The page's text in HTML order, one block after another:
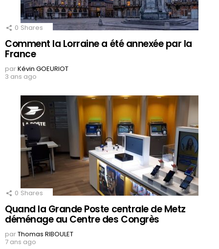
0 Shares
Comment la Lorraine a été annexée par la
France
parKévin GOEURIOT
3 ans ago
0 Shares
Quand la Grande Poste centrale de Metz
déménage au Centre des Congrès
parThomas RIBOULET
7 ans ago